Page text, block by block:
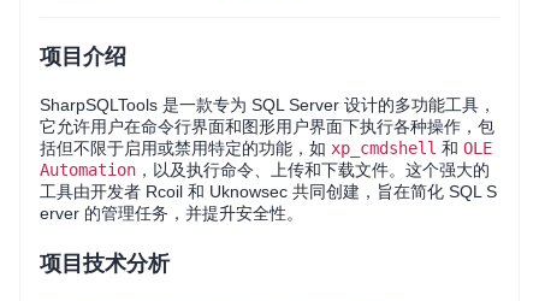
项目介绍
SharpSQLTools 是一款专为 SQL Server 设计的多功能工具，
它允许用户在命令行界面和图形用户界面下执行各种操作，包
括但不限于启用或禁用特定的功能，如 xp_cmdshell 和 OLE
Automation ，以及执行命令、上传和下载文件。这个强大的
工具由开发者 Rcoil 和 Uknowsec 共同创建，旨在简化 SQL S
erver 的管理任务，并提升安全性。
项目技术分析